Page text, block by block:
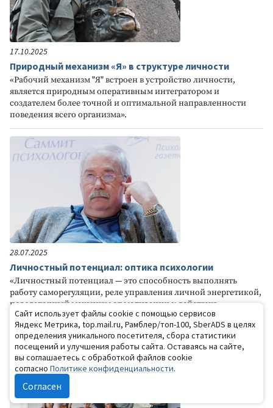
17.10.2025
Природный механизм «Я» в структуре личности
«Рабочий механизм "Я" встроен в устройство личности,
является природным оперативным интегратором и
создателем более точной и оптимальной направленности
поведения всего организма».
28.07.2025
Личностный потенциал: оптика психологии
«Личностный потенциал — это способность выполнять
работу саморегуляции, реле управления личной энергетикой,
передаточный механизм от мотивации к действию,
механизм, позволяющий нам считаться с реальностью, но не
подчиняться ей».
Сайт использует файлы cookie с помощью сервисов
Яндекс Метрика, top.mail.ru, Рамблер/топ-100, SberADS в целях
определения уникального посетителя, сбора статистики
посещений и улучшения работы сайта. Оставаясь на сайте,
вы соглашаетесь с обработкой файлов cookie
согласно Политике конфиденциальности.
Согласен